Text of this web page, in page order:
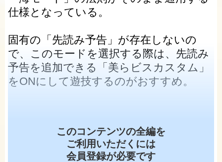
仕様となっている。
固有の「先読み予告」が存在しないの
で、このモードを選択する際は、先読み
予告を追加できる「美らビスカスタム」
をONにして遊技するのがおすすめ。
このコンテンツの全編を
ご利用いただくには
会員登録が必要です